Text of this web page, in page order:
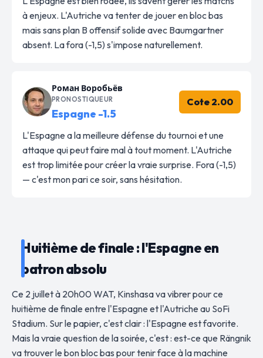
à enjeux. L'Autriche va tenter de jouer en bloc bas
mais sans plan B offensif solide avec Baumgartner
absent. La fora (-1,5) s'impose naturellement.
Роман Воробьёв
PRONOSTIQUEUR
Espagne -1.5
Cote 2.00
L'Espagne a la meilleure défense du tournoi et une
attaque qui peut faire mal à tout moment. L'Autriche
est trop limitée pour créer la vraie surprise. Fora (-1,5)
— c'est mon pari ce soir, sans hésitation.
Huitième de finale : l'Espagne en
patron absolu
Ce 2 juillet à 20h00 WAT, Kinshasa va vibrer pour ce
huitième de finale entre l'Espagne et l'Autriche au SoFi
Stadium. Sur le papier, c'est clair : l'Espagne est favorite.
Mais la vraie question de la soirée, c'est : est-ce que Rängnik
va trouver le bon bloc bas pour tenir face à la machine